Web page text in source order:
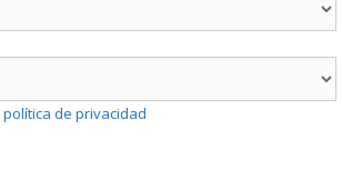
política de privacidad